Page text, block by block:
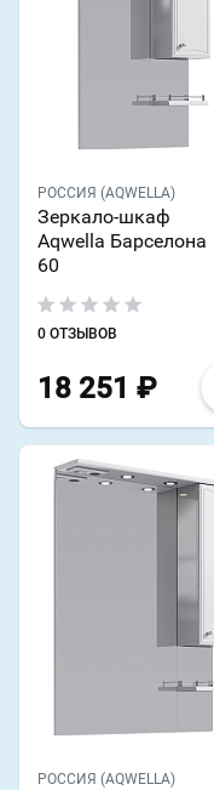
РОССИЯ (AQWELLA)
Зеркало-шкаф
Aqwella Барселона
60
0 ОТЗЫВОВ
18 251 ₽
РОССИЯ (AQWELLA)